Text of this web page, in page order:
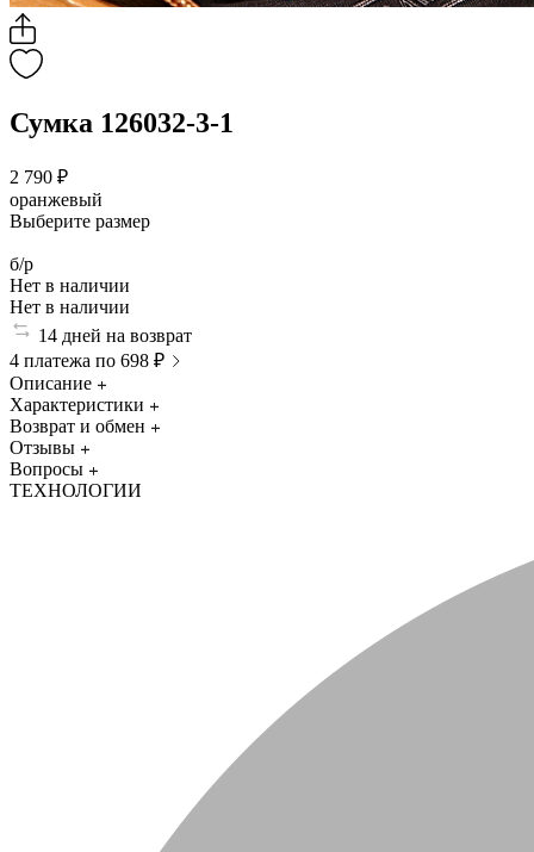
Сумка 126032-3-1
2 790 ₽
оранжевый
Выберите размер
б/р
Нет в наличии
Нет в наличии
14 дней на возврат
4 платежа по 698 ₽
Описание
Характеристики
Возврат и обмен
Отзывы
Вопросы
ТЕХНОЛОГИИ